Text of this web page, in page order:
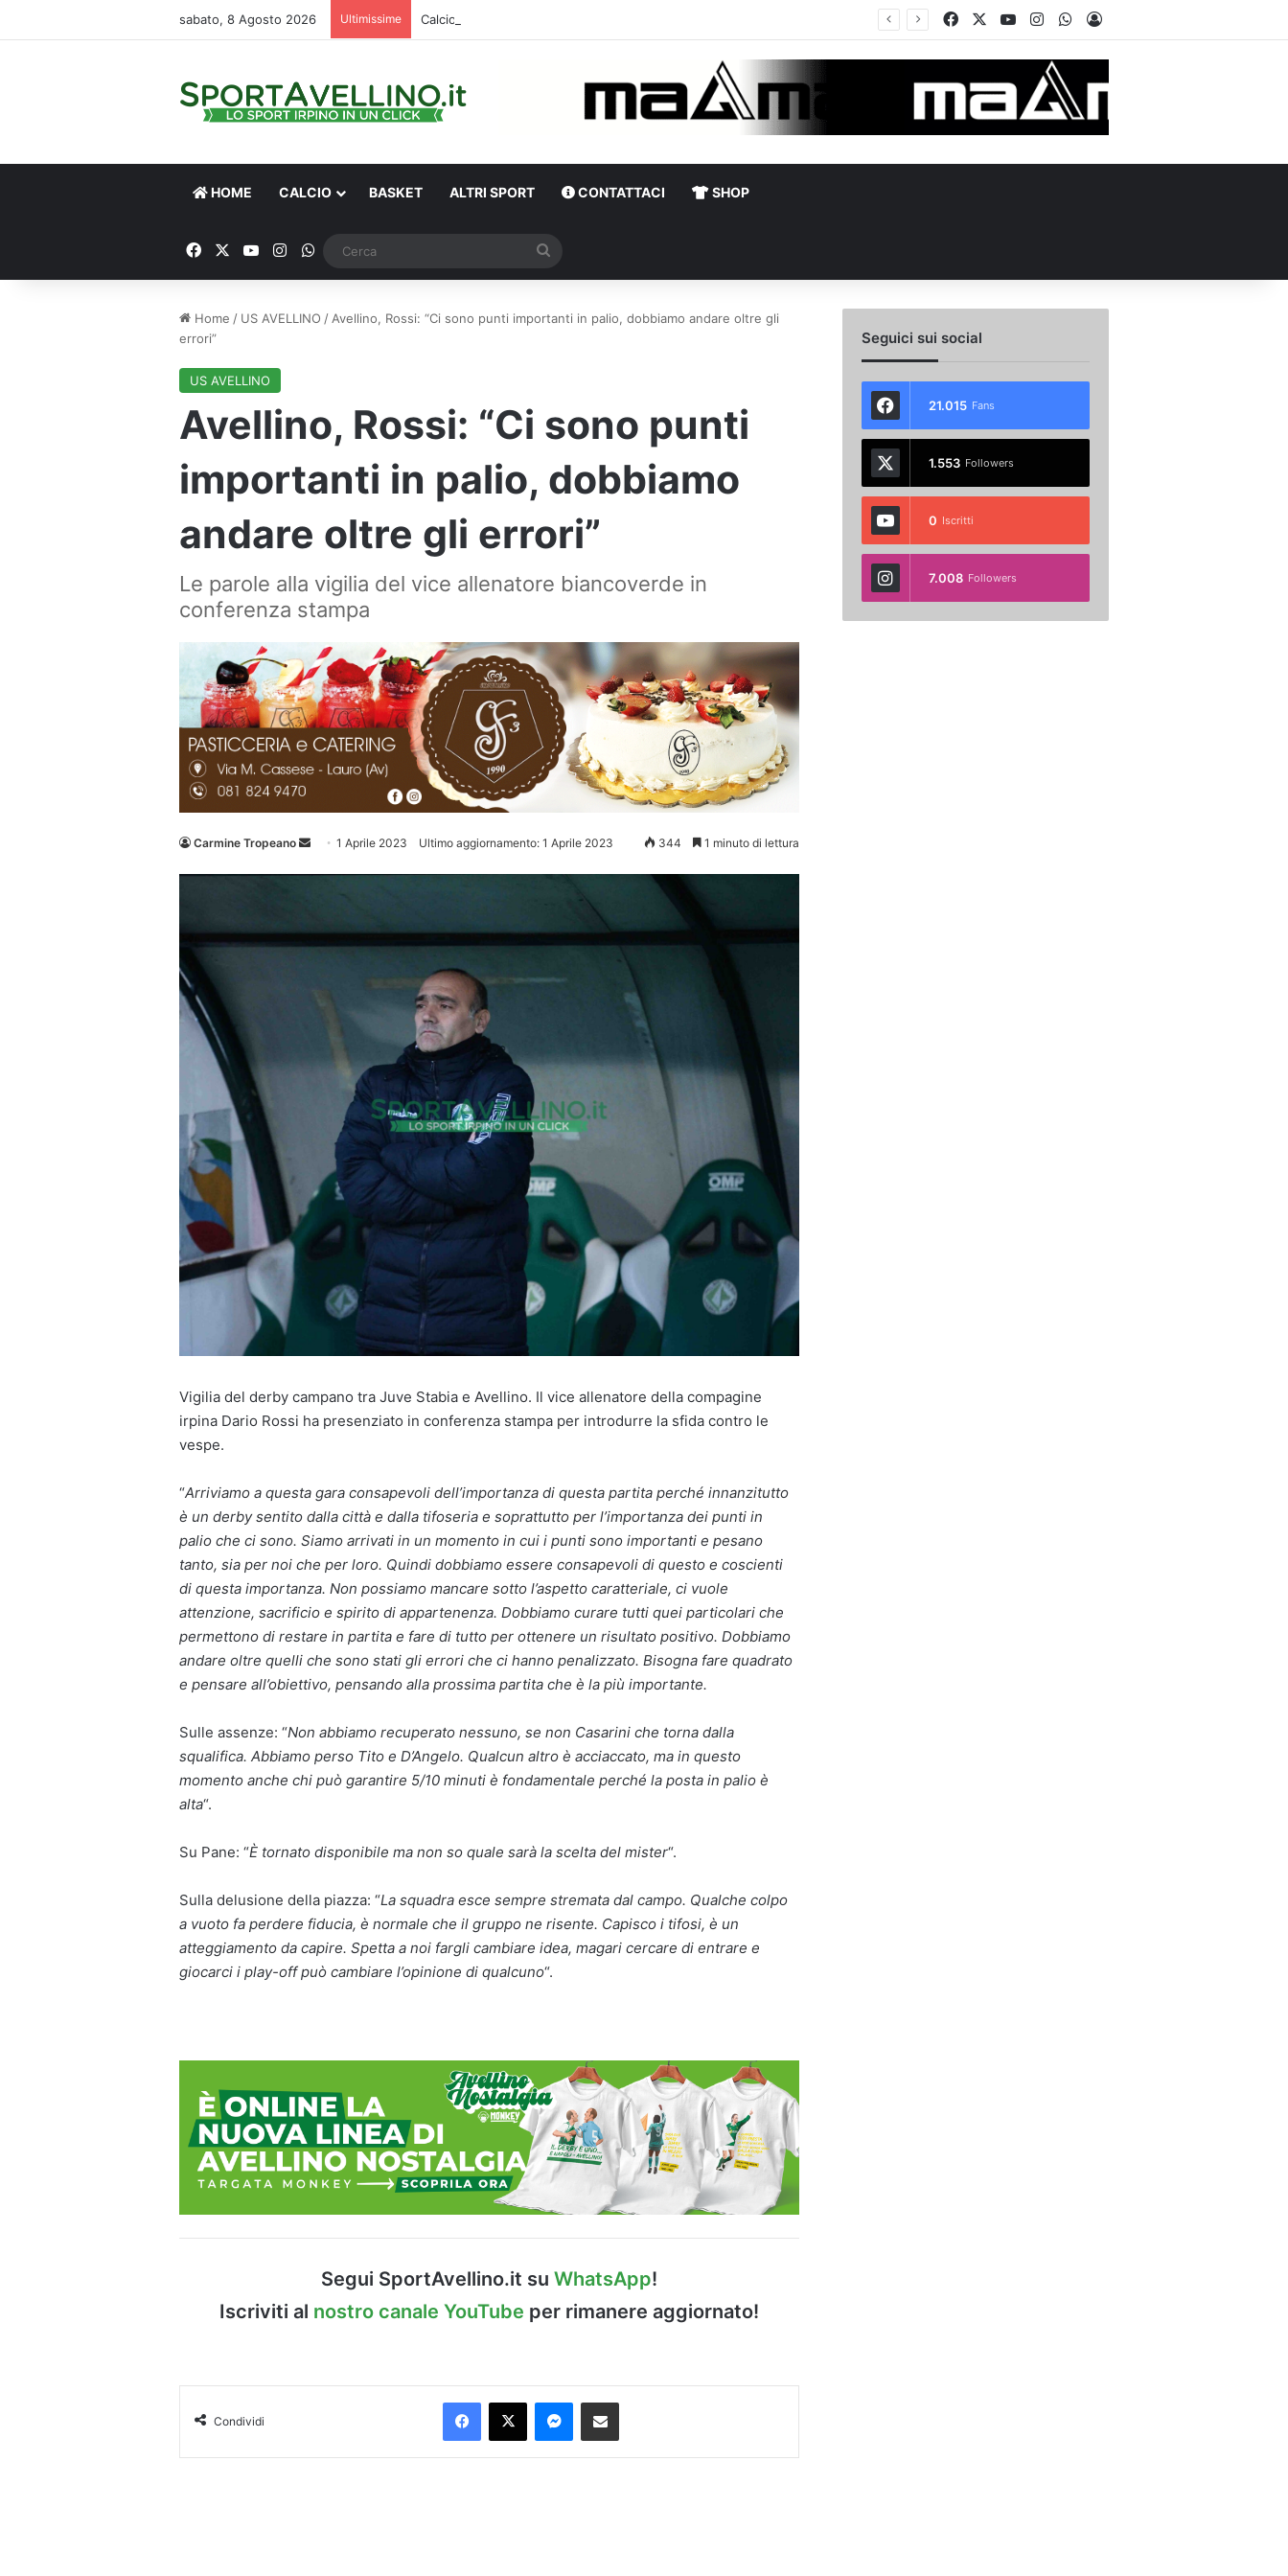
sabato, 8 Agosto 2026 Ultimissime Calciomercato, sorpresa Verona: vicino un ex centrocampista dell’Avellino FacebookYou TubeInstagramWhatsApp
Accedi
HOME CALCIO BASKET ALTRI SPORT CONTATTACI SHOP
FacebookYou TubeInstagram
WhatsApp
Home / US AVELLINO / Avellino, Rossi: “Ci sono punti importanti in palio, dobbiamo andare oltre gli
errori”
US AVELLINO
Avellino, Rossi: “Ci sono punti
importanti in palio, dobbiamo
andare oltre gli errori”
Le parole alla vigilia del vice allenatore biancoverde in
conferenza stampa
Carmine Tropeano
Invia 1 Aprile 2023 Ultimo aggiornamento: 1 Aprile 2023 344 1 minuto di lettura
Vigilia del derby campano tra Juve Stabia e Avellino. Il vice allenatore della compagine
irpina Dario Rossi ha presenziato in conferenza stampa per introdurre la sfida contro le
vespe.
“Arriviamo a questa gara consapevoli dell’importanza di questa partita perché innanzitutto
è un derby sentito dalla città e dalla tifoseria e soprattutto per l’importanza dei punti in
palio che ci sono. Siamo arrivati in un momento in cui i punti sono importanti e pesano
tanto, sia per noi che per loro. Quindi dobbiamo essere consapevoli di questo e coscienti
di questa importanza. Non possiamo mancare sotto l’aspetto caratteriale, ci vuole
attenzione, sacrificio e spirito di appartenenza. Dobbiamo curare tutti quei particolari che
permettono di restare in partita e fare di tutto per ottenere un risultato positivo. Dobbiamo
andare oltre quelli che sono stati gli errori che ci hanno penalizzato. Bisogna fare quadrato
e pensare all’obiettivo, pensando alla prossima partita che è la più importante.
Sulle assenze: “Non abbiamo recuperato nessuno, se non Casarini che torna dalla
squalifica. Abbiamo perso Tito e D’Angelo. Qualcun altro è acciaccato, ma in questo
momento anche chi può garantire 5/10 minuti è fondamentale perché la posta in palio è
alta“.
Su Pane: “È tornato disponibile ma non so quale sarà la scelta del mister“.
Sulla delusione della piazza: “La squadra esce sempre stremata dal campo. Qualche colpo
a vuoto fa perdere fiducia, è normale che il gruppo ne risente. Capisco i tifosi, è un
atteggiamento da capire. Spetta a noi fargli cambiare idea, magari cercare di entrare e
giocarci i play-off può cambiare l’opinione di qualcuno“.
Segui SportAvellino.it su WhatsApp!
Iscriviti al nostro canale YouTube per rimanere aggiornato!
Condividi
Facebook
X Messenger
Condividi via Email
Seguici sui social
21.015 Fans
1.553 Followers
0 Iscritti
7.008 Followers